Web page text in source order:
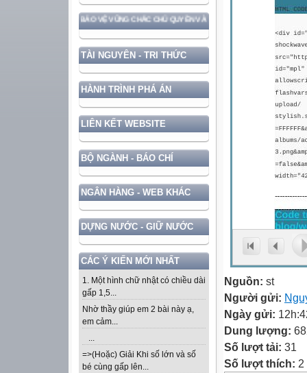
NƯỚC GẮN VỚI BẢO VỆ VỮNG CHẮC CHỦ QUYỀN VÀ ĐỘC LẬP DÂN TỘC!
TÀI NGUYÊN - TRI THỨC
HÀNH TRÌNH PHÁ ÁN
LIÊN KẾT WEBSITE
BỘ NGÀNH - BÁO CHÍ
NGÂN HÀNG - WEB KHÁC
DỰNG NƯỚC - GIỮ NƯỚC
CÁC Ý KIẾN MỚI NHẤT
1. Một hình chữ nhật có chiều dài
gấp 1,5...
Nhờ thầy giúp em 2 bài này ạ,
em cảm...
...
=>(Hoặc) Giải Khi số lớn và số
bé cùng gấp lên...
Nguồn: st
Người gửi:
Ngày gửi:
Dung lượng:
Số lượt tải: 31
Số lượt thích: